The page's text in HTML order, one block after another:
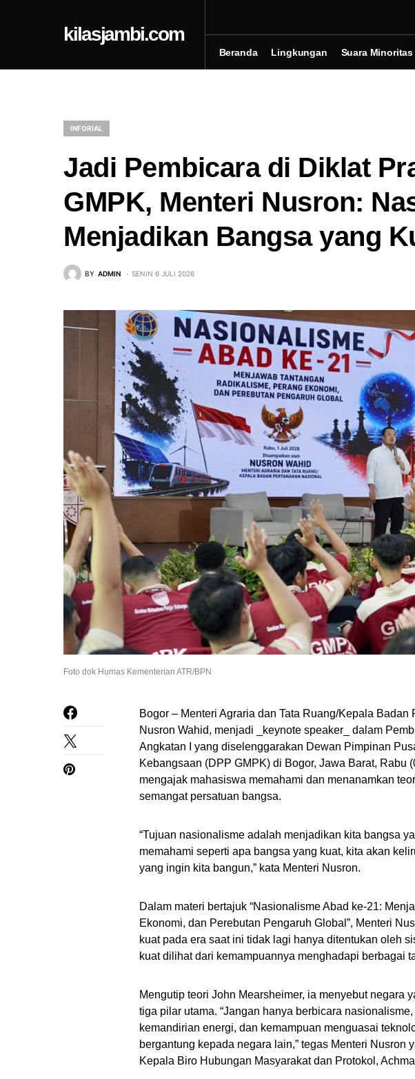
kilasjambi.com
Beranda Lingkungan Suara Minoritas
INFORIAL
Jadi Pembicara di Diklat
GMPK, Menteri Nusron:
Menjadikan Bangsa yang
BY ADMIN SENIN 6 JULI 2026
Foto dok Humas Kementerian ATR/BPN
Bogor – Menteri Agraria dan Tata Ruang/Kepala
Nusron Wahid, menjadi _keynote speaker_ dalam
Angkatan I yang diselenggarakan Dewan Pimpinan
Kebangsaan (DPP GMPK) di Bogor, Jawa Barat, Rabu
mengajak mahasiswa memahami dan menanamkan
semangat persatuan bangsa.
“Tujuan nasionalisme adalah menjadikan kita bangsa
memahami seperti apa bangsa yang kuat, kita akan
yang ingin kita bangun,” kata Menteri Nusron.
Dalam materi bertajuk “Nasionalisme Abad ke-21:
Ekonomi, dan Perebutan Pengaruh Global”, Menteri
kuat pada era saat ini tidak lagi hanya ditentukan oleh
kuat dilihat dari kemampuannya menghadapi berbagai
Mengutip teori John Mearsheimer, ia menyebut negara
tiga pilar utama. “Jangan hanya berbicara
kemandirian energi, dan kemampuan menguasai
bergantung kepada negara lain,” tegas Menteri Nusron
Kepala Biro Hubungan Masyarakat dan Protokol,